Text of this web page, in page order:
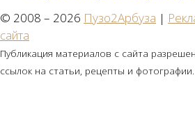
© 2008 – 2026 Пузо2Арбуза |
сайта
Публикация материалов с сайта
ссылок на статьи, рецепты и фотографии.